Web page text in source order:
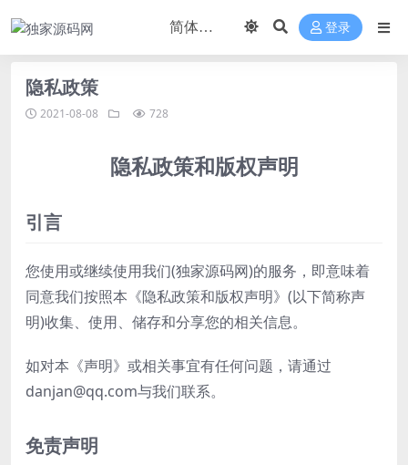
登录
隐私政策
2021-08-08 728
隐私政策和版权声明
引言
您使用或继续使用我们(独家源码网)的服务，即意味着
同意我们按照本《隐私政策和版权声明》(以下简称声
明)收集、使用、储存和分享您的相关信息。
如对本《声明》或相关事宜有任何问题，请通过
danjan@qq.com与我们联系。
免责声明